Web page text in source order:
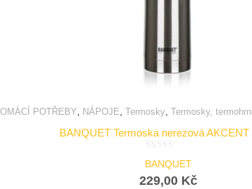
POTŘEBY NÁPOJE Termosky Termosky,
BANQUET Termoska nerezová AKCENT
0
5
BANQUET
229,00 Kč